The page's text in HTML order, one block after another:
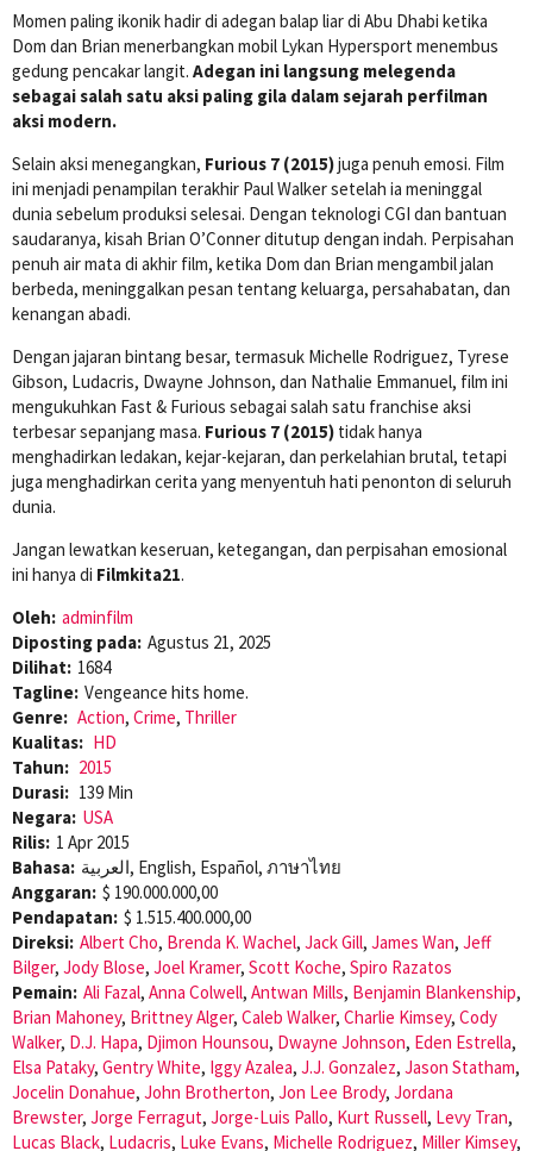
Momen paling ikonik hadir di adegan balap liar di Abu Dhabi ketika
Dom dan Brian menerbangkan mobil Lykan Hypersport menembus
gedung pencakar langit. Adegan ini langsung melegenda
sebagai salah satu aksi paling gila dalam sejarah perfilman
aksi modern.
Selain aksi menegangkan, Furious 7 (2015)juga penuh emosi. Film
ini menjadi penampilan terakhir Paul Walker setelah ia meninggal
dunia sebelum produksi selesai. Dengan teknologi CGI dan bantuan
saudaranya, kisah Brian O’Conner ditutup dengan indah. Perpisahan
penuh air mata di akhir film, ketika Dom dan Brian mengambil jalan
berbeda, meninggalkan pesan tentang keluarga, persahabatan, dan
kenangan abadi.
Dengan jajaran bintang besar, termasuk Michelle Rodriguez, Tyrese
Gibson, Ludacris, Dwayne Johnson, dan Nathalie Emmanuel, film ini
mengukuhkan Fast & Furious sebagai salah satu franchise aksi
terbesar sepanjang masa. Furious 7 (2015) tidak hanya
menghadirkan ledakan, kejar-kejaran, dan perkelahian brutal, tetapi
juga menghadirkan cerita yang menyentuh hati penonton di seluruh
dunia.
Jangan lewatkan keseruan, ketegangan, dan perpisahan emosional
ini hanya di Filmkita21.
Oleh: adminfilm
Diposting pada: Agustus 21, 2025
Dilihat: 1684
Tagline: Vengeance hits home.
Genre: Action, Crime, Thriller
Kualitas: HD
Tahun: 2015
Durasi: 139 Min
Negara: USA
Rilis: 1 Apr 2015
Bahasa:
العربية, English, Español, ภาษาไทย
Anggaran: $ 190.000.000,00
Pendapatan: $ 1.515.400.000,00
Direksi: Albert Cho, Brenda K. Wachel, Jack Gill, James Wan, Jeff
Bilger, Jody Blose, Joel Kramer, Scott Koche, Spiro Razatos
Pemain: Ali Fazal, Anna Colwell, Antwan Mills, Benjamin Blankenship,
Brian Mahoney, Brittney Alger, Caleb Walker, Charlie Kimsey, Cody
Walker, D.J. Hapa, Djimon Hounsou, Dwayne Johnson, Eden Estrella,
Elsa Pataky, Gentry White, Iggy Azalea, J.J. Gonzalez, Jason Statham,
Jocelin Donahue, John Brotherton, Jon Lee Brody, Jordana
Brewster, Jorge Ferragut, Jorge-Luis Pallo, Kurt Russell, Levy Tran,
Lucas Black, Ludacris, Luke Evans, Michelle Rodriguez, Miller Kimsey,